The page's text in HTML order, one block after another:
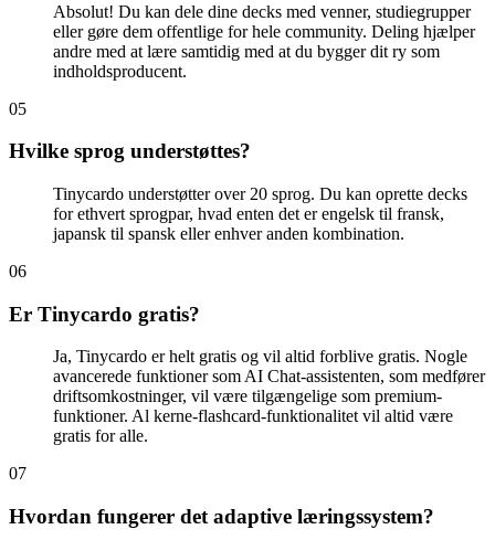
Absolut! Du kan dele dine decks med venner, studiegrupper
eller gøre dem offentlige for hele community. Deling hjælper
andre med at lære samtidig med at du bygger dit ry som
indholdsproducent.
05
Hvilke sprog understøttes?
Tinycardo understøtter over 20 sprog. Du kan oprette decks
for ethvert sprogpar, hvad enten det er engelsk til fransk,
japansk til spansk eller enhver anden kombination.
06
Er Tinycardo gratis?
Ja, Tinycardo er helt gratis og vil altid forblive gratis. Nogle
avancerede funktioner som AI Chat-assistenten, som medfører
driftsomkostninger, vil være tilgængelige som premium-
funktioner. Al kerne-flashcard-funktionalitet vil altid være
gratis for alle.
07
Hvordan fungerer det adaptive læringssystem?